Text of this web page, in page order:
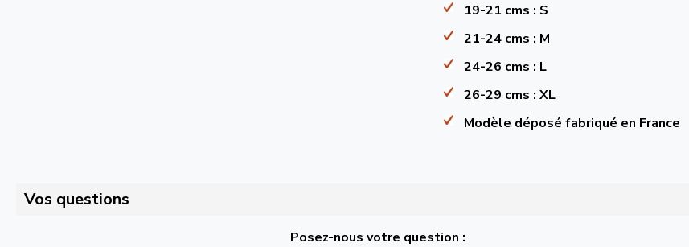
19-21 cms : S
21-24 cms : M
24-26 cms : L
26-29 cms : XL
Modèle déposé fabriqué en France
Vos questions
Posez-nous votre question :